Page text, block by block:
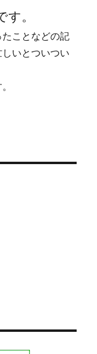
。
ことなどの記
いとついつい